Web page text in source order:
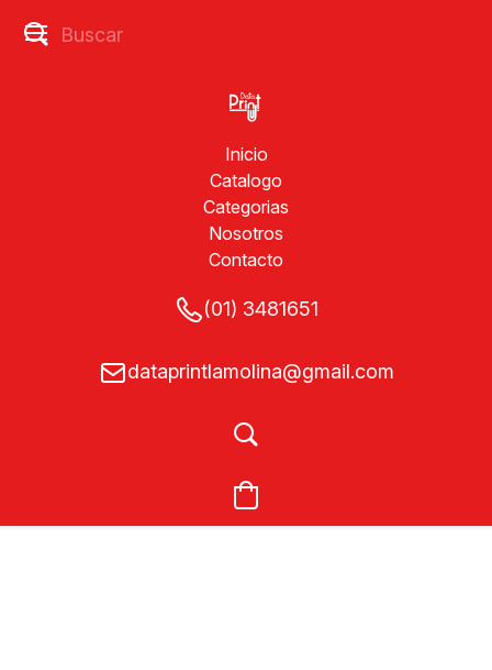
Inicio
Catalogo
Categorias
Nosotros
Contacto
(01) 3481651
dataprintlamolina@gmail.com